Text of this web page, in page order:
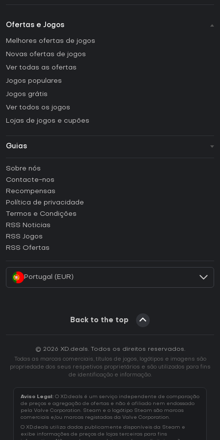
Ofertas e Jogos
Melhores ofertas de jogos
Novas ofertas de jogos
Ver todas as ofertas
Jogos populares
Jogos grátis
Ver todos os jogos
Lojas de jogos e cupões
Guias
Como ativar uma CD Key Steam?
Como ativar uma CD Key Epic Games?
Como ativar uma CD Key GOG?
Como ativar uma CD Key Ubisoft Connect?
Como ativar uma CD Key EA App?
Sobre nós
Contacte-nos
Recompensas
Política de privacidade
Termos e Condições
RSS Noticias
RSS Jogos
RSS Ofertas
Portugal (EUR)
Back to the top
© 2026 XD.deals. Todos os direitos reservados.
Todas as marcas comerciais, títulos de jogos, logótipos e imagens são
propriedade dos seus respetivos proprietários e são utilizados para fins
de identificação e informação.
Aviso Legal: O XD.deals é um serviço independente de comparação
de preços e agregação de ofertas e não é afiliado nem endossado
pela Valve Corporation. Steam e o logótipo Steam são marcas
comerciais e/ou marcas registadas da Valve Corporation.
O XD.deals utiliza dados publicamente disponíveis da Steam e
exibe informações de preços de lojas terceiras para fins